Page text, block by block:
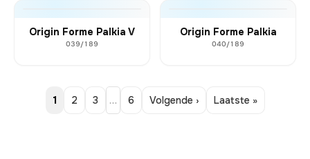
Origin Forme Palkia V
039/189
Origin Forme Palkia
040/189
1 2 3 … 6 Volgende › Laatste »